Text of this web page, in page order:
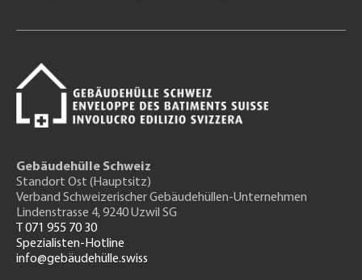
Gebäudehülle Schweiz
Standort Ost (Hauptsitz)
Verband Schweizerischer Gebäudehüllen-Unternehmen
Lindenstrasse 4, 9240 Uzwil SG
T 071 955 70 30
Spezialisten-Hotline
info@gebäudehülle.swiss